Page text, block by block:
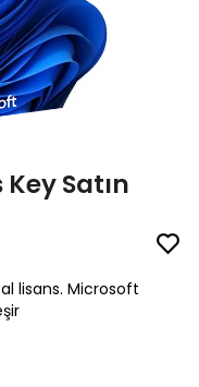
Satın
lisans. Microsoft